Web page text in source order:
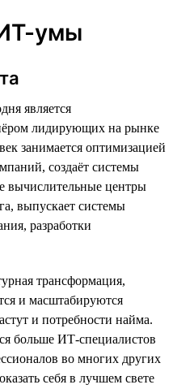
умы
является
лидирующих на рынке
занимается оптимизацией
создаёт системы
вычислительные центры
выпускает системы
разработки
трансформация,
и масштабируются
и потребности найма.
больше ИТ-специалистов
во многих других
себя в лучшем свете